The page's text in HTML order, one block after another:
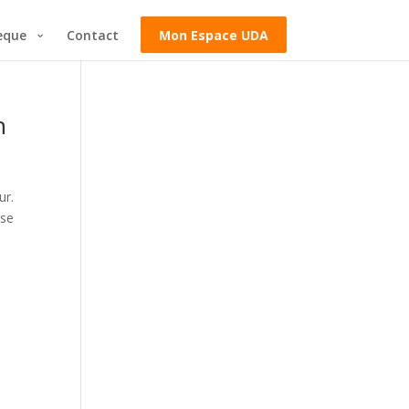
Contact Mon Espace UDA